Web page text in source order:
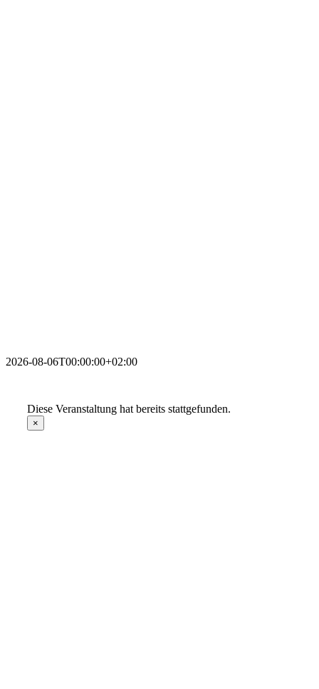
2026-08-06T00:00:00+02:00
Diese Veranstaltung hat bereits stattgefunden.
×